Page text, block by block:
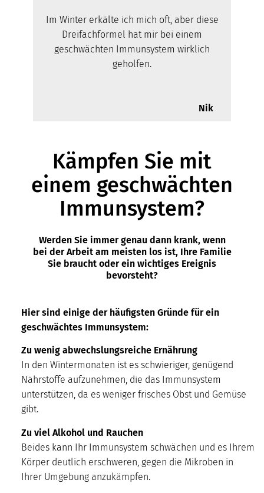
Im Winter erkälte ich mich oft, aber diese
Dreifachformel hat mir bei einem
geschwächten Immunsystem wirklich
geholfen.
Nik
Kämpfen Sie mit
einem geschwächten
Immunsystem?
Werden Sie immer genau dann krank, wenn
bei der Arbeit am meisten los ist, Ihre Familie
Sie braucht oder ein wichtiges Ereignis
bevorsteht?
Hier sind einige der häufigsten Gründe für ein
geschwächtes Immunsystem:
Zu wenig abwechslungsreiche Ernährung
In den Wintermonaten ist es schwieriger, genügend
Nährstoffe aufzunehmen, die das Immunsystem
unterstützen, da es weniger frisches Obst und Gemüse
gibt.
Zu viel Alkohol und Rauchen
Beides kann Ihr Immunsystem schwächen und es Ihrem
Körper deutlich erschweren, gegen die Mikroben in
Ihrer Umgebung anzukämpfen.